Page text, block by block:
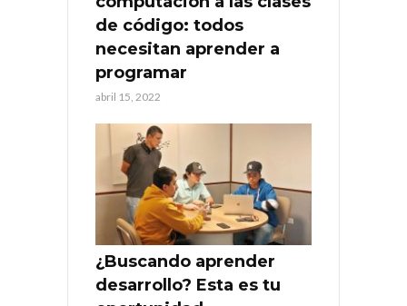
de código: todos
necesitan aprender a
programar
abril 15, 2022
¿Buscando aprender
desarrollo? Esta es tu